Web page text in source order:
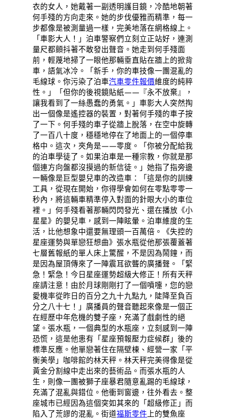
衣的女人，她戴著一副透明護目鏡，冷酷地朝著
何手殘的方向走來。她的步伐優雅而精準，每一
步都像是被測量過一樣，完美地落在網格線上。
「車影大人！」泊車警察們立刻立正站好，連測
量尺都顫抖著不敢發出聲音。她走到何手殘面
前，輕蔑地掃了一眼他那輛垂直貼在牆上的掀背
車，語氣冰冷。「新手，你的車技像一團混亂的
毛線球。你污染了泊車汽車零件報價維度的純粹
性。」「但你的後視鏡貼紙——『永不放棄』，
讓我看到了一絲愚蠢的勇氣。」車影大人突然掏
出一個像是遙控器的裝置，對著何手殘的車子按
了一下。何手殘的車子從牆上脫落，在空中旋轉
了一百八十度，穩穩地停在了地面上的一個停車
格中。這次，夾角是——零度。「你被分配給我
的泊車學徒了。如果泊車是一種宗教，你就是那
個連方向盤都沒摸過的新信徒。」她指了指旁邊
一輛像是巨型嬰兒車的改造車：「這是你的訓練
工具，從現在開始，你得學會如何在零點零零一
秒內，將這輛車精準停入對面的針眼大小的車位
裡。」何手殘看著那輛閃閃發光、還在播放《小
星星》的嬰兒車，感到一陣眩暈。泊車維度的生
活，比他想象中還要無理頭一百萬倍。《失控的
星座運勢與單戀狂想曲》張水瓶從他那張覆蓋著
七層舊報紙的單人床上驚醒，不是因為鬧鐘，而
是因為屋頂傳來了一陣震耳欲聾的廣播聲。「緊
急！緊急！今日星座運勢超級大修正！所有天秤
座請注意！由於月球剛剛打了一個噴嚏，您的戀
愛機率從昨日的百分之九十九點九，陡降至負百
分之八十七！」廣播員的聲音聽起來像是一個正
在經歷中年危機的雙子座，充滿了戲劇性的絕
望。張水瓶，一個典型的水瓶座，立刻感到一陣
恐慌，這是他患有「星座預報壓力症候群」後的
標準反應。他單戀著住在隔壁棟、經營一家「平
衡美學」咖啡館的林天秤。林天秤完美得像是從
黃金分割線中走出來的藝術品。而張水瓶的人
生，則像一團被獅子座暴君隨意亂踢的毛線球，
充滿了混亂與錯位。他衝到窗邊，往外看去。整
座城市已經因為這個突如其來的「超級修正」而
陷入了荒謬的混亂。街道福斯零件 上的雙魚座